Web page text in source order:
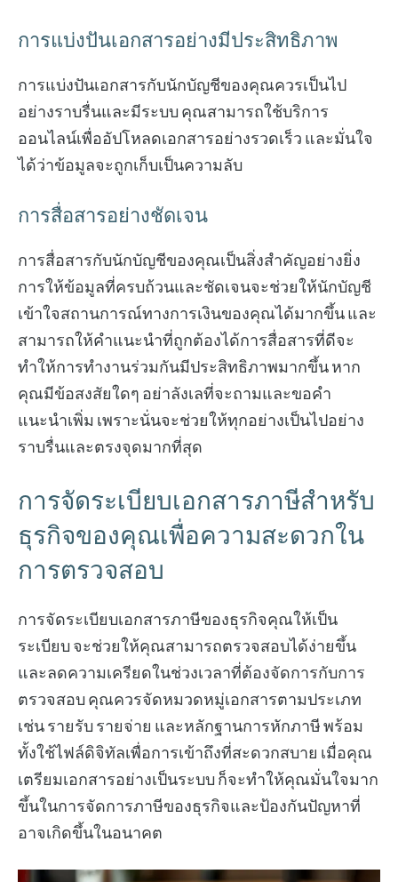
การแบ่งปันเอกสารอย่างมีประสิทธิภาพ
การแบ่งปันเอกสารกับนักบัญชีของคุณควรเป็นไป
อย่างราบรื่นและมีระบบ คุณสามารถใช้บริการ
ออนไลน์เพื่ออัปโหลดเอกสารอย่างรวดเร็ว และมั่นใจ
ได้ว่าข้อมูลจะถูกเก็บเป็นความลับ
การสื่อสารอย่างชัดเจน
การสื่อสารกับนักบัญชีของคุณเป็นสิ่งสำคัญอย่างยิ่ง
การให้ข้อมูลที่ครบถ้วนและชัดเจนจะช่วยให้นักบัญชี
เข้าใจสถานการณ์ทางการเงินของคุณได้มากขึ้น และ
สามารถให้คำแนะนำที่ถูกต้องได้การสื่อสารที่ดีจะ
ทำให้การทำงานร่วมกันมีประสิทธิภาพมากขึ้น หาก
คุณมีข้อสงสัยใดๆ อย่าลังเลที่จะถามและขอคำ
แนะนำเพิ่ม เพราะนั่นจะช่วยให้ทุกอย่างเป็นไปอย่าง
ราบรื่นและตรงจุดมากที่สุด
การจัดระเบียบเอกสารภาษีสำหรับ
ธุรกิจของคุณเพื่อความสะดวกใน
การตรวจสอบ
การจัดระเบียบเอกสารภาษีของธุรกิจคุณให้เป็น
ระเบียบ จะช่วยให้คุณสามารถตรวจสอบได้ง่ายขึ้น
และลดความเครียดในช่วงเวลาที่ต้องจัดการกับการ
ตรวจสอบ คุณควรจัดหมวดหมู่เอกสารตามประเภท
เช่น รายรับ รายจ่าย และหลักฐานการหักภาษี พร้อม
ทั้งใช้ไฟล์ดิจิทัลเพื่อการเข้าถึงที่สะดวกสบาย เมื่อคุณ
เตรียมเอกสารอย่างเป็นระบบ ก็จะทำให้คุณมั่นใจมาก
ขึ้นในการจัดการภาษีของธุรกิจและป้องกันปัญหาที่
อาจเกิดขึ้นในอนาคต